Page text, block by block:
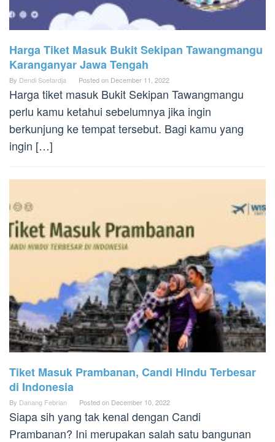
Harga Tiket Masuk Bukit Sekipan Tawangmangu
Karanganyar Jawa Tengah
By Dendi Soetardja Posted on December 11, 2022
Harga tiket masuk Bukit Sekipan Tawangmangu
perlu kamu ketahui sebelumnya jika ingin
berkunjung ke tempat tersebut. Bagi kamu yang
ingin […]
Tiket Masuk Prambanan, Candi Hindu Terbesar
di Indonesia
By Danang Febrian Posted on December 10, 2022
Siapa sih yang tak kenal dengan Candi
Prambanan? Ini merupakan salah satu bangunan